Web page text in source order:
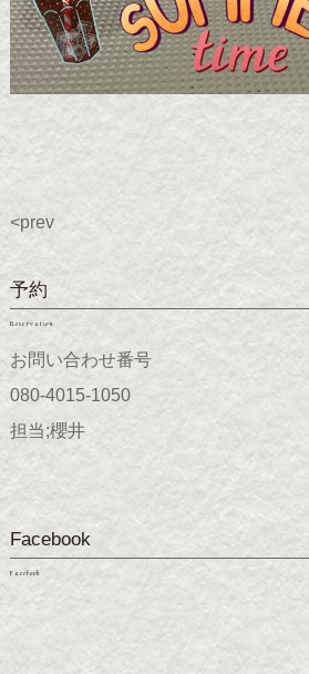
<prev
予約
Reservation
お問い合わせ番号
080-4015-1050
担当;櫻井
Facebook
Facebook